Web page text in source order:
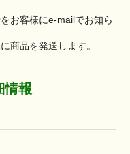
お客様にe-mailでお知ら
商品を発送します。
情報